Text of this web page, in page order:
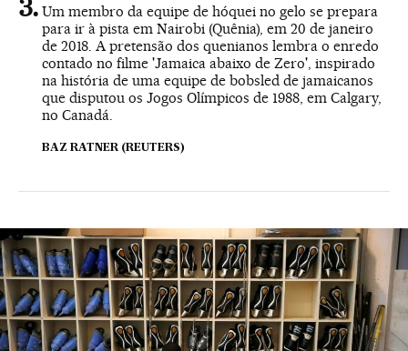
Um membro da equipe de hóquei no gelo se prepara
para ir à pista em Nairobi (Quênia), em 20 de janeiro
de 2018. A pretensão dos quenianos lembra o enredo
contado no filme 'Jamaica abaixo de Zero', inspirado
na história de uma equipe de bobsled de jamaicanos
que disputou os Jogos Olímpicos de 1988, em Calgary,
no Canadá.
BAZ RATNER (REUTERS)